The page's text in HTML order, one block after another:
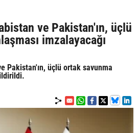
ve Pakistan'ın, üçlü
imzalayacağı
Pakistan'ın, üçlü ortak savunma